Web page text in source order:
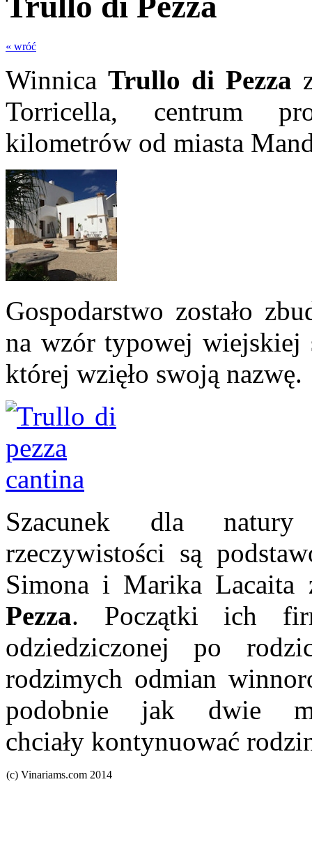
« wróć
WinnicaTrullo di Pezza
Torricella, centrum
kilometrów od miasta
Gospodarstwo zostało
na wzór typowej
której wzięło swoją nazwę.
Szacunek dla
rzeczywistości są
Simona i Marika Lacaita
Pezza. Początki ich
odziedziczonej po
rodzimych odmian
podobnie jak dwie
chciały kontynuować
(c) Vinariams.com 2014